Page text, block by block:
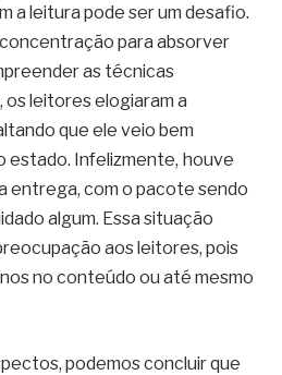
a leitura pode ser um desafio.
para absorver
as técnicas
leitores elogiaram a
que ele veio bem
estado. Infelizmente, houve
entrega, com o pacote sendo
algum. Essa situação
aos leitores, pois
no conteúdo ou até mesmo
podemos concluir que